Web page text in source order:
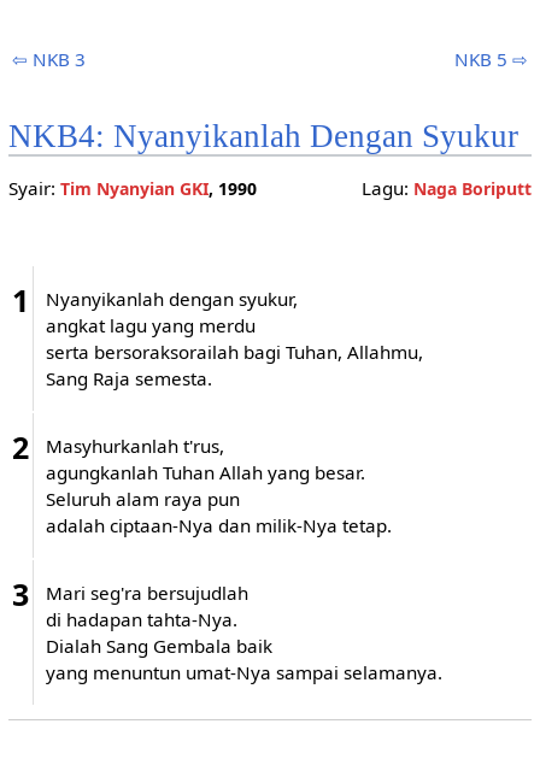
⇦ NKB 3 NKB 5 ⇨
NKB4: Nyanyikanlah Dengan Syukur
Lagu: Naga Boriputt
Syair: Tim Nyanyian GKI, 1990
1
Nyanyikanlah dengan syukur,
angkat lagu yang merdu
serta bersoraksorailah bagi Tuhan, Allahmu,
Sang Raja semesta.
2
Masyhurkanlah t'rus,
agungkanlah Tuhan Allah yang besar.
Seluruh alam raya pun
adalah ciptaan-Nya dan milik-Nya tetap.
3
Mari seg'ra bersujudlah
di hadapan tahta-Nya.
Dialah Sang Gembala baik
yang menuntun umat-Nya sampai selamanya.